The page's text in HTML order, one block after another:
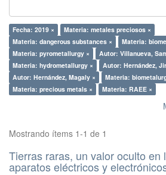
Fecha: 2019 ×
Materia: metales preciosos ×
Materia: dangerous substances ×
Materia:
Materia: pyrometallurgy ×
Autor: Villanueva,
Materia: hydrometallurgy ×
Autor: Hernández,
Autor: Hernández, Magaly ×
Materia:
Materia: precious metals ×
Materia: RAEE ×
Mostrando ítems 1-1 de 1
Tierras raras, un valor oculto en
aparatos eléctricos y